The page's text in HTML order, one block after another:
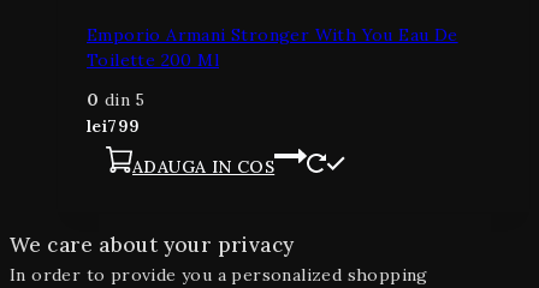
Emporio Armani Stronger With You Eau De
Toilette 200 Ml
0 din 5
lei799
ADAUGA IN COS
We care about your privacy
In order to provide you a personalized shopping